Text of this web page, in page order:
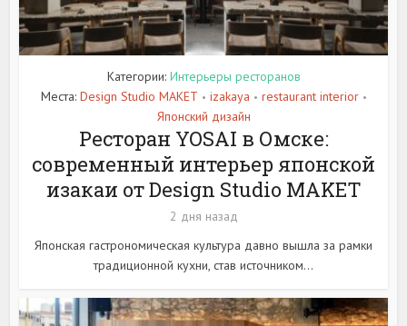
Категории: Интерьеры ресторанов
Места: Design Studio MAKET • izakaya • restaurant interior •
Японский дизайн
Ресторан YOSAI в Омске:
современный интерьер японской
изакаи от Design Studio MAKET
2 дня назад
Японская гастрономическая культура давно вышла за рамки
традиционной кухни, став источником...